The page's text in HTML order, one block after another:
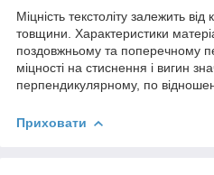
Міцність текстоліту залежить
товщини. Характеристики
поздовжньому та поперечному
міцності на стиснення і вигин
перпендикулярному, по
Приховати